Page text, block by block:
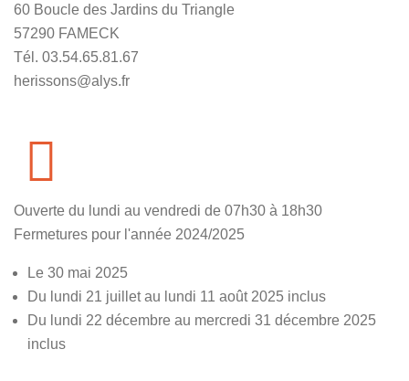
60 Boucle des Jardins du Triangle
57290 FAMECK
Tél. 03.54.65.81.67
herissons@alys.fr
Ouverte du lundi au vendredi de 07h30 à 18h30
Fermetures pour l'année 2024/2025
Le 30 mai 2025
Du lundi 21 juillet au lundi 11 août 2025 inclus
Du lundi 22 décembre au mercredi 31 décembre 2025
inclus